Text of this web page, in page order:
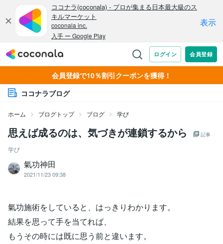
会員登録で10％割引クーポンを獲得！
ココナラブログ
ホーム ブログトップ ブログ 学び
思えば成るのは、気づきが連鎖するから 記事
学び
氣功神田
2021/11/23 09:38
氣功施術をしていると、はっきりわかります。
結果を思って手を当てれば、
もうその時には既に思う前と違います。